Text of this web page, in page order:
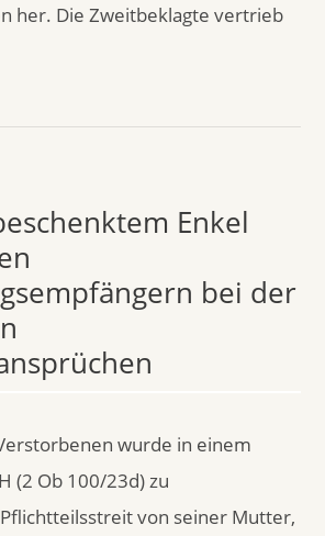
her. Die Zweitbeklagte vertrieb
Enkel
bei der
wurde in einem
(2 Ob 100/23d) zu
von seiner Mutter,